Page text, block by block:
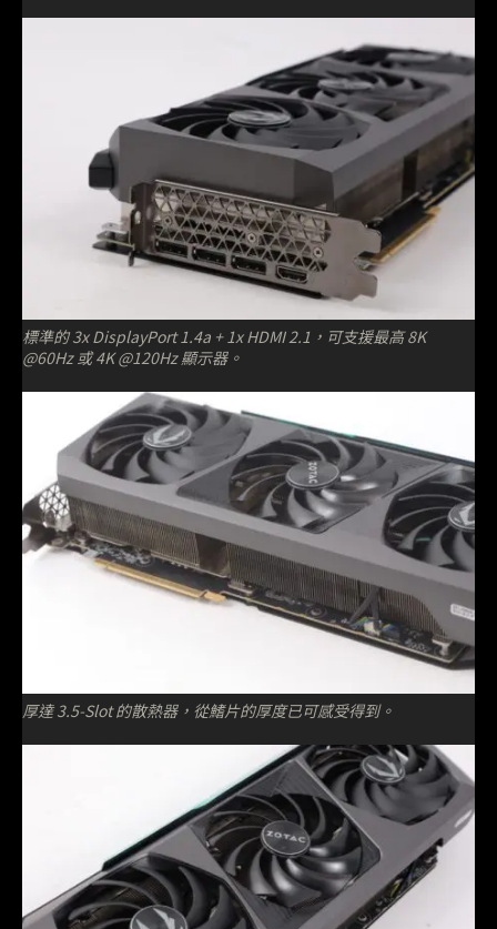
標準的 3x DisplayPort 1.4a + 1x HDMI 2.1，可支援最高 8K
@60Hz 或 4K @120Hz 顯示器。
厚達 3.5-Slot 的散熱器，從鰭片的厚度已可感受得到。